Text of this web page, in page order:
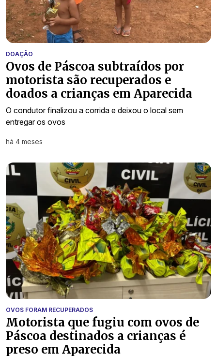
DOAÇÃO
Ovos de Páscoa subtraídos por
motorista são recuperados e
doados a crianças em Aparecida
O condutor finalizou a corrida e deixou o local sem
entregar os ovos
há 4 meses
OVOS FORAM RECUPERADOS
Motorista que fugiu com ovos de
Páscoa destinados a crianças é
preso em Aparecida